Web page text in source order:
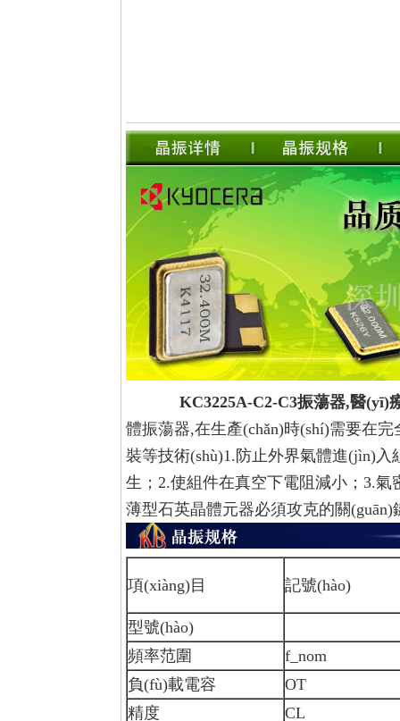
KC3225A-C2-C3振蕩器,醫(yī)
體振蕩器,在生產(chǎn)時(shí)需要在
裝等技術(shù)1.防止外界氣體進(jìn)
生；2.使組件在真空下電阻減小；3.氣
薄型石英晶體元器必須攻克的關(guān)
項(xiàng)目 記號(hào)
型號(hào)
頻率范圍
f_nom
負(fù)載電容
OT
精度
CL